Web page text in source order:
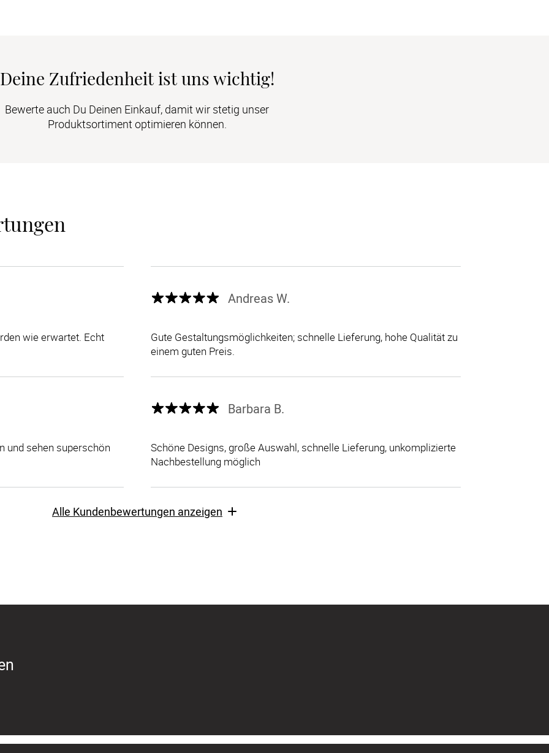
Deine Zufriedenheit ist uns wichtig!
Bewerte auch Du Deinen Einkauf, damit wir stetig unser
Produktsortiment optimieren können.
wie erwartet. Echt
Andreas W.
Gute Gestaltungsmöglichkeiten; schnelle Lieferung, hohe Qualität zu
einem guten Preis.
und sehen superschön
Barbara B.
Schöne Designs, große Auswahl, schnelle Lieferung, unkomplizierte
Nachbestellung möglich
Alle Kundenbewertungen anzeigen